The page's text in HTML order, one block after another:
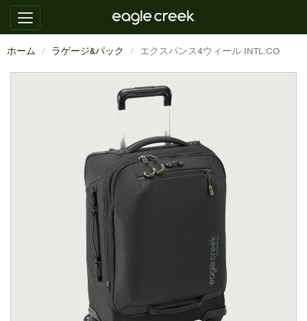
ホーム ラゲージ&パック エクスパンス4ウィール INTL.CO